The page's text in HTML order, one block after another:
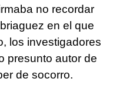
no recordar
en el que
los investigadores
presunto autor de
de socorro.